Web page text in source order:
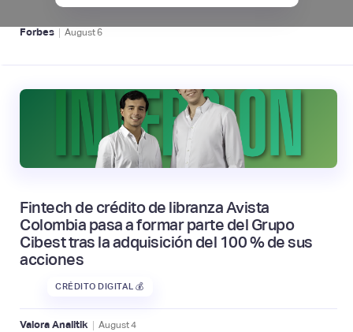
Forbes | August6
Fintech de crédito de libranza Avista
Colombia pasa a formar parte del Grupo
Cibest tras la adquisición del 100 % de sus
acciones
CRÉDITO DIGITAL 💰
Valora Analitik | August4